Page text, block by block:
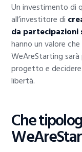
Un investimento di
all’investitore di
da partecipazioni
hanno un valore
WeAreStarting
progetto e
libertà.
Che